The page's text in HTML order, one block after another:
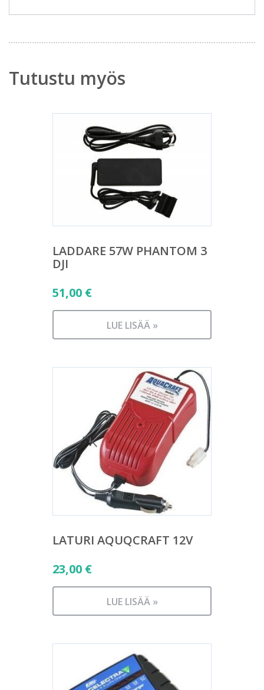
Tutustu myös
LADDARE 57W PHANTOM 3
DJI
51,00 €
LUE LISÄÄ »
LATURI AQUQCRAFT 12V
23,00 €
LUE LISÄÄ »